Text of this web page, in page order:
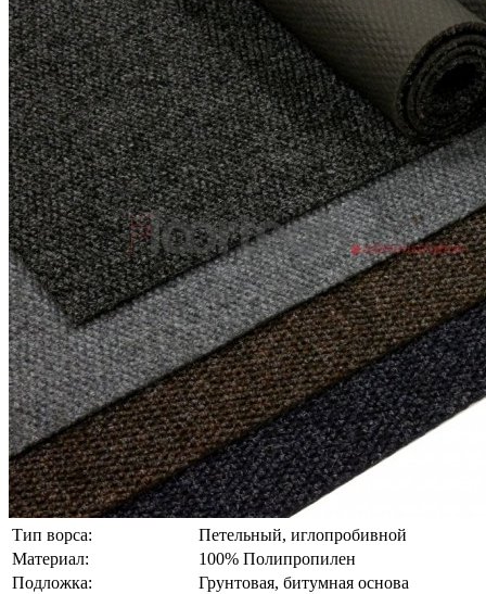
Тип ворса:
Петельный, иглопробивной
Материал:
100% Полипропилен
Подложка:
Грунтовая, битумная основа